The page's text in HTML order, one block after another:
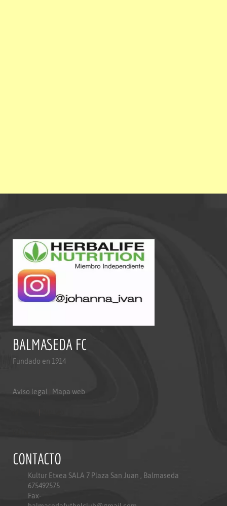
BALMASEDA FC
Fundado en 1914
Aviso legal Mapa web
CONTACTO
Kultur Etxea SALA 7 Plaza San Juan , Balmaseda
675492575
Fax-